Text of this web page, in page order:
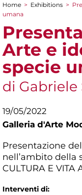
You are here
Home > Exhibitions >
umana
Arte e
specie
di
19/05/2022
Galleria d'Arte
Presentazione
nell’ambito della
CULTURA E VITA
Interventi di: